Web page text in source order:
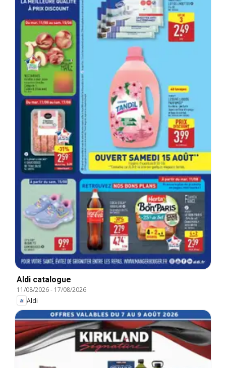
Aldi catalogue
11/08/2026- 17/08/2026
Aldi